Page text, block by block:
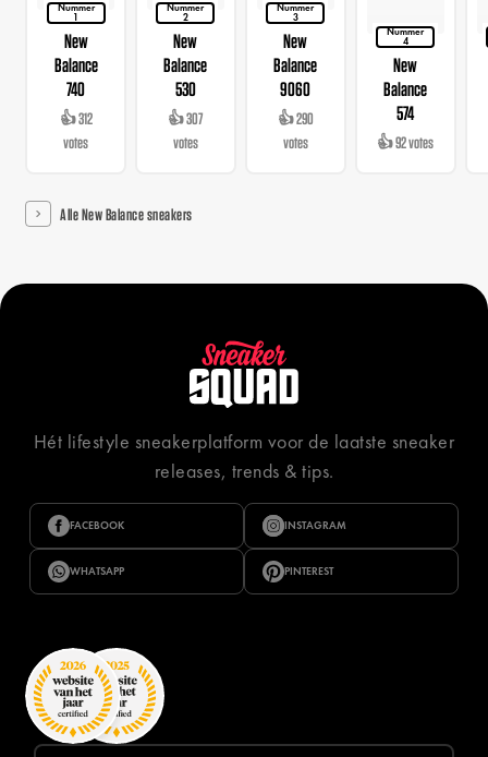
Nummer
1
New
Balance
740
👍 312
votes
Nummer
2
New
Balance
530
👍 307
votes
Nummer
3
New
Balance
9060
👍 290
votes
Nummer
4
New
Balance
574
👍 92 votes
Alle New Balance sneakers
Hét lifestyle sneakerplatform voor de laatste sneaker
releases, trends & tips.
FACEBOOK INSTAGRAM
WHATSAPP PINTEREST